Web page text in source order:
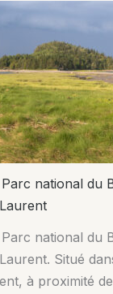
national du
national du
Situé
à proximité de